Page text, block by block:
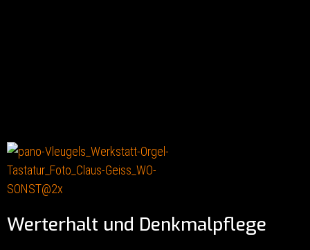
Werterhalt und Denkmalpflege